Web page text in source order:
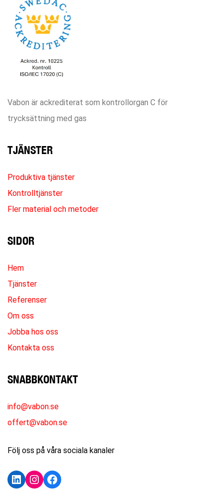
Vabon är ackrediterat som kontrollorgan C för
trycksättning med gas
TJÄNSTER
Produktiva tjänster
Kontrolltjänster
Fler material och metoder
SIDOR
Hem
Tjänster
Referenser
Om oss
Jobba hos oss
Kontakta oss
SNABBKONTAKT
info@vabon.se
offert@vabon.se
Följ oss på våra sociala kanaler
LinkedIn
Instagram
Facebook